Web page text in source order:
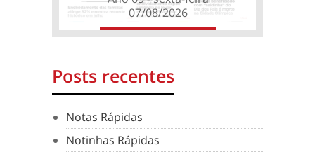
07/08/2026
Posts recentes
Notas Rápidas
Notinhas Rápidas